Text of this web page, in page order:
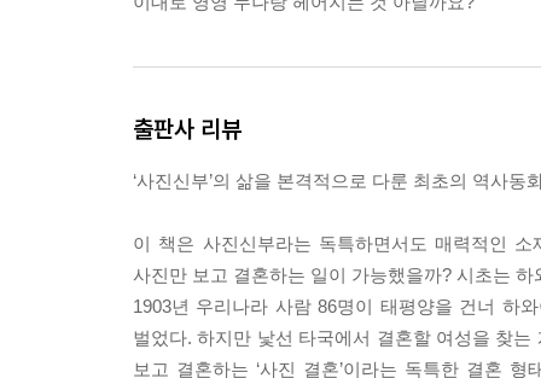
출판사 리뷰
‘사진신부’의 삶을 본격적으로 다룬 최초의 역사동
이 책은 사진신부라는 독특하면서도 매력적인
사진만 보고 결혼하는 일이 가능했을까? 시초는 하
1903년 우리나라 사람 86명이 태평양을 건너 하
벌었다. 하지만 낯선 타국에서 결혼할 여성을 찾
보고 결혼하는 ‘사진 결혼’이라는 독특한 결혼